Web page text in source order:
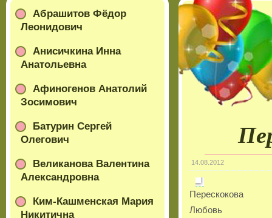
14.08.2012
Перескокова
Любовь
Абрашитов Фёдор
Леонидович
Анисичкина Инна
Анатольевна
Афиногенов Анатолий
Зосимович
Батурин Сергей
Олегович
Великанова Валентина
Александровна
Ким-Кашменская Мария
Никитична